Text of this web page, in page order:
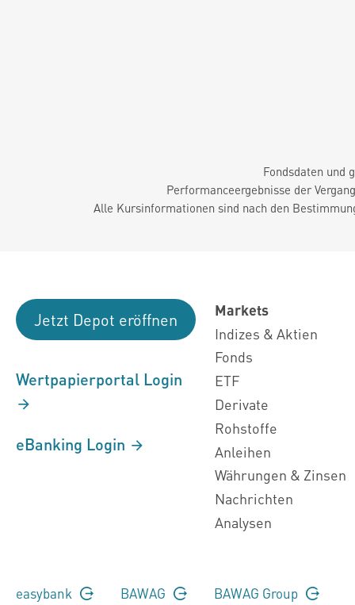
Fondsdaten und
Performanceergebnisse der
Alle Kursinformationen sind nach den
Jetzt Depot eröffnen
Wertpapierportal Login
eBanking Login
Markets
Indizes & Aktien
Fonds
ETF
Derivate
Rohstoffe
Anleihen
Währungen & Zinsen
Nachrichten
Analysen
easybank BAWAG BAWAG Group